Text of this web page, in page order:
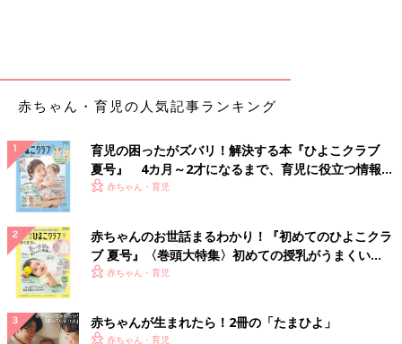
赤ちゃん・育児の人気記事ランキング
育児の困ったがズバリ！解決する本『ひよこクラブ
夏号』 4カ月～2才になるまで、育児に役立つ情報が
いっぱい！
赤ちゃん・育児
赤ちゃんのお世話まるわかり！『初めてのひよこクラ
ブ 夏号』〈巻頭大特集〉初めての授乳がうまくい
く！ おっぱい・ミルクの基本と夏のトラブル 解決テ
赤ちゃん・育児
赤ちゃんが生まれたら！2冊の「たまひよ」
赤ちゃん・育児